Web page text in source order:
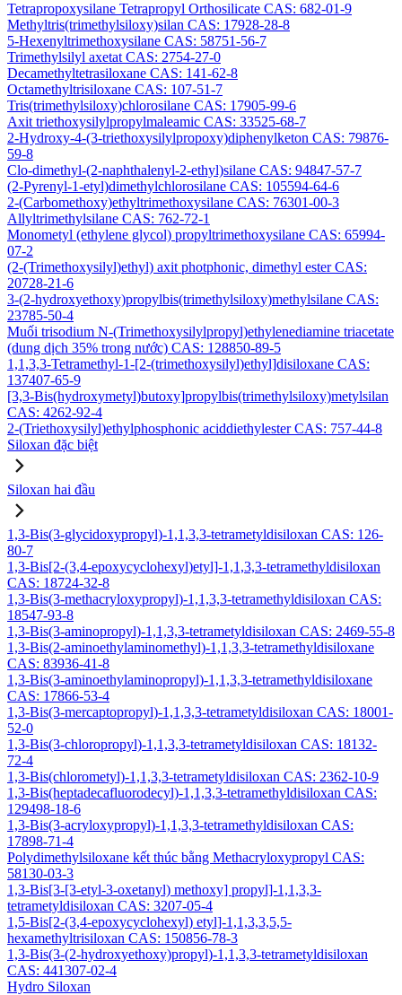
Tetrapropoxysilane Tetrapropyl Orthosilicate CAS: 682-01-9
Methyltris(trimethylsiloxy)silan CAS: 17928-28-8
5-Hexenyltrimethoxysilane CAS: 58751-56-7
Trimethylsilyl axetat CAS: 2754-27-0
Decamethyltetrasiloxane CAS: 141-62-8
Octamethyltrisiloxane CAS: 107-51-7
Tris(trimethylsiloxy)chlorosilane CAS: 17905-99-6
Axit triethoxysilylpropylmaleamic CAS: 33525-68-7
2-Hydroxy-4-(3-triethoxysilylpropoxy)diphenylketon CAS: 79876-
59-8
Clo-dimethyl-(2-naphthalenyl-2-ethyl)silane CAS: 94847-57-7
(2-Pyrenyl-1-etyl)dimethylchlorosilane CAS: 105594-64-6
2-(Carbomethoxy)ethyltrimethoxysilane CAS: 76301-00-3
Allyltrimethylsilane CAS: 762-72-1
Monometyl (ethylene glycol) propyltrimethoxysilane CAS: 65994-
07-2
(2-(Trimethoxysilyl)ethyl) axit photphonic, dimethyl ester CAS:
20728-21-6
3-(2-hydroxyethoxy)propylbis(trimethylsiloxy)methylsilane CAS:
23785-50-4
Muối trisodium N-(Trimethoxysilylpropyl)ethylenediamine triacetate
(dung dịch 35% trong nước) CAS: 128850-89-5
1,1,3,3-Tetramethyl-1-[2-(trimethoxysilyl)ethyl]disiloxane CAS:
137407-65-9
[3,3-Bis(hydroxymetyl)butoxy]propylbis(trimethylsiloxy)metylsilan
CAS: 4262-92-4
2-(Triethoxysilyl)ethylphosphonic aciddiethylester CAS: 757-44-8
Siloxan đặc biệt
Siloxan hai đầu
1,3-Bis(3-glycidoxypropyl)-1,1,3,3-tetrametyldisiloxan CAS: 126-
80-7
1,3-Bis[2-(3,4-epoxycyclohexyl)etyl]-1,1,3,3-tetramethyldisiloxan
CAS: 18724-32-8
1,3-Bis(3-methacryloxypropyl)-1,1,3,3-tetramethyldisiloxan CAS:
18547-93-8
1,3-Bis(3-aminopropyl)-1,1,3,3-tetrametyldisiloxan CAS: 2469-55-8
1,3-Bis(2-aminoethylaminomethyl)-1,1,3,3-tetramethyldisiloxane
CAS: 83936-41-8
1,3-Bis(3-aminoethylaminopropyl)-1,1,3,3-tetramethyldisiloxane
CAS: 17866-53-4
1,3-Bis(3-mercaptopropyl)-1,1,3,3-tetrametyldisiloxan CAS: 18001-
52-0
1,3-Bis(3-chloropropyl)-1,1,3,3-tetrametyldisiloxan CAS: 18132-
72-4
1,3-Bis(chlorometyl)-1,1,3,3-tetrametyldisiloxan CAS: 2362-10-9
1,3-Bis(heptadecafluorodecyl)-1,1,3,3-tetramethyldisiloxan CAS:
129498-18-6
1,3-Bis(3-acryloxypropyl)-1,1,3,3-tetramethyldisiloxan CAS:
17898-71-4
Polydimethylsiloxane kết thúc bằng Methacryloxypropyl CAS:
58130-03-3
1,3-Bis[3-[3-etyl-3-oxetanyl) methoxy] propyl]-1,1,3,3-
tetrametyldisiloxan CAS: 3207-05-4
1,5-Bis[2-(3,4-epoxycyclohexyl) etyl]-1,1,3,3,5,5-
hexamethyltrisiloxan CAS: 150856-78-3
1,3-Bis(3-(2-hydroxyethoxy)propyl)-1,1,3,3-tetrametyldisiloxan
CAS: 441307-02-4
Hydro Siloxan